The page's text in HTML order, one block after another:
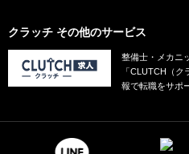
クラッチ その他のサービス
整備士・メカニ
「CLUTCH（
報で転職をサポ